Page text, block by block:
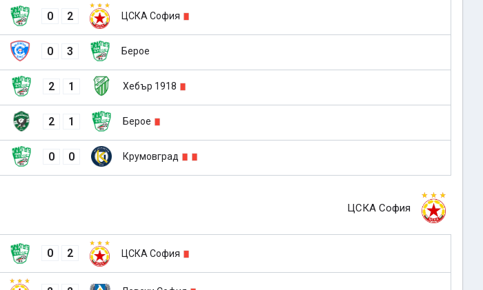
0 2 ЦСКА София
0 3 Берое
2 1 Хебър 1918
2 1 Берое
0 0 Крумовград
ЦСКА София
0 2 ЦСКА София